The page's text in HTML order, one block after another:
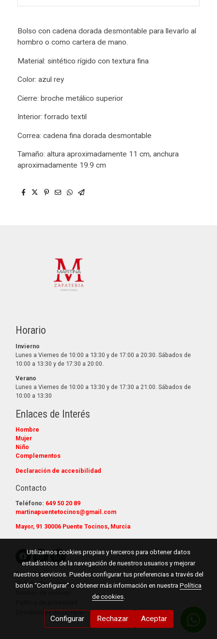
Bolso con cadena dorada desmontable para llevarlo al
hombro o como cartera de mano.
Material: sintético rígido con textura fina
Color: azul rey
Cierre: broche metálico superior
Interior: forrado textil
Correa: cadena fina dorada desmontable
Tamaño: altura aproximadamente 11 cm, anchura
aproximadamente 19.9 cm
Horario
Invierno
Lunes a Viernes de 10:00 a 13:30 y de 17:00 a 20:30. Sábados de
10:00 a 13:30 y de 17:30 a 20:00.
Verano
Lunes a Viernes de 10:00 a 13:30 y de 17:30 a 21:00. Sábados de
10:00 a 13:30
Enlaces de Interés
Hombre
Mujer
Niño
Complementos
Declaración de accesibilidad
Contacto
Teléfono: 649 50 20 89
martinapuentetocinos@gmail.com
Mayor, 91 30006 Puente Tocinos, Murcia
Aviso legal
Política de cookies
Condiciones de compra
Utilizamos cookies propias y terceros para obtener datos
estadísticos de la navegación de nuestros usuarios y mejorar
nuestros servicios. Puedes configurar tus preferencias a través del
botón “Configurar” o obtener más información en nuestra Política
de cookies.
Configurar Rechazar Aceptar